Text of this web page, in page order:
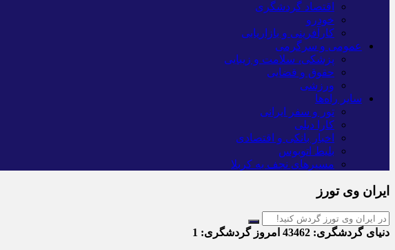
اقتصاد گردشگری
خودرو
کارآفرینی و بازاریابی
عمومی و سرگرمی
پزشکی، سلامت و زیبایی
حقوق و قضایی
ورزشی
سایر راه‌ها
تور و سفر ایرانی
کارا دیلی
اخبار بانکی و اقتصادی
بلیط اتوبوس
مسیرهای نجف به کربلا
ایران وی تورز
دنیای گردشگری: امروز گردشگری: